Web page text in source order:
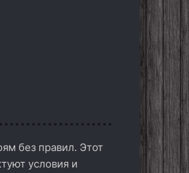
без правил. Этот
условия и